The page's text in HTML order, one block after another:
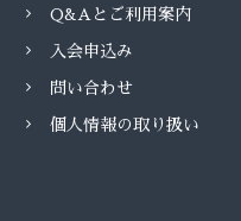
Q&Aとご利用案内
入会申込み
問い合わせ
個人情報の取り扱い